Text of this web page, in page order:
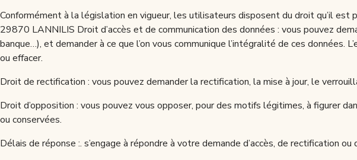
Conformément à la législation en vigueur, les utilisateurs disposent du droit qu’il est
29870 LANNILIS Droit d’accès et de communication des données : vous pouvez
banque…), et demander à ce que l’on vous communique l’intégralité de ces
ou effacer.
Droit de rectification : vous pouvez demander la rectification, la mise à jour, le
Droit d’opposition : vous pouvez vous opposer, pour des motifs légitimes, à figurer
ou conservées.
Délais de réponse :. s’engage à répondre à votre demande d’accès, de rectification